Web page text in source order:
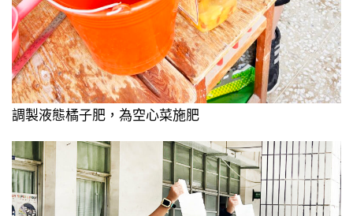
調製液態橘子肥，為空心菜施肥